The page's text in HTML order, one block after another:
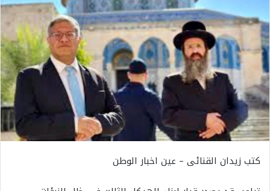
كتب زيدان القنائى – عين اخبار الوطن